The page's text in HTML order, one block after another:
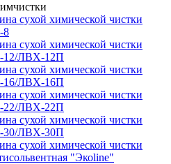
сухой химической чистки
8
сухой химической чистки
ЛВХ-12П
сухой химической чистки
ЛВХ-16П
сухой химической чистки
ЛВХ-22П
сухой химической чистки
ЛВХ-30П
сухой химической чистки
"Экоline"